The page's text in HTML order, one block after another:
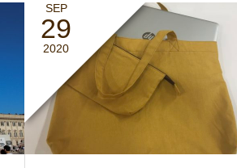
SEP
29
2020